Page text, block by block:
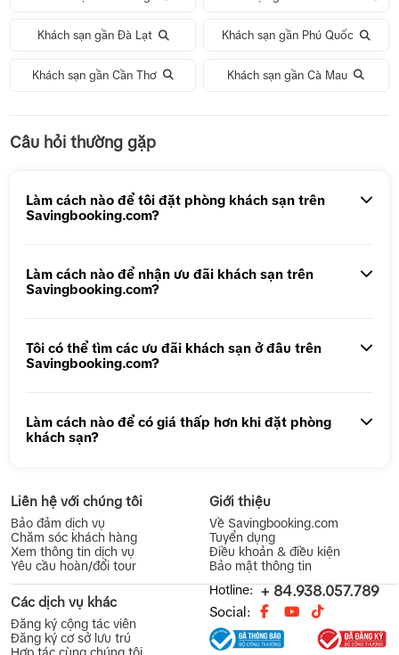
Khách sạn gần Đà Lạt Khách sạn gần Phú Quốc
Khách sạn gần Cần Thơ Khách sạn gần Cà Mau
Tour 5N4Đ Hà Nội – Bali – Hà Nội
Tour 1 ngày Động Thiên Đường
Tour 1 Ngày Động Phong Nha
Câu hỏi thường gặp
Làm cách nào để tôi đặt phòng khách sạn trên
Savingbooking.com?
Làm cách nào để nhận ưu đãi khách sạn trên
Savingbooking.com?
Tôi có thể tìm các ưu đãi khách sạn ở đâu trên
Savingbooking.com?
Làm cách nào để có giá thấp hơn khi đặt phòng
khách sạn?
Liên hệ với chúng tôi
Bảo đảm dịch vụ
Chăm sóc khách hàng
Xem thông tin dịch vụ
Yêu cầu hoàn/đổi tour
Giới thiệu
Về Savingbooking.com
Tuyển dụng
Điều khoản & điều kiện
Bảo mật thông tin
Các dịch vụ khác
Đăng ký cộng tác viên
Đăng ký cơ sở lưu trú
Hợp tác cùng chúng tôi
Hotline: + 84.938.057.789
Social: